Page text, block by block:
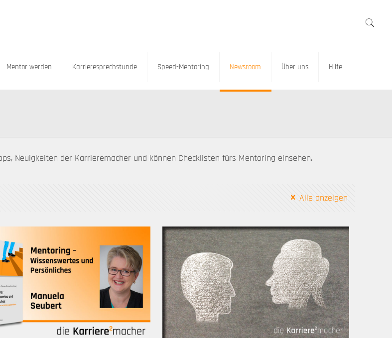
Mentor werden Karrieresprechstunde Speed-Mentoring Newsroom Über uns Hilfe
Neuigkeiten der Karrieremacher und können Checklisten fürs Mentoring einsehen.
Alle anzeigen